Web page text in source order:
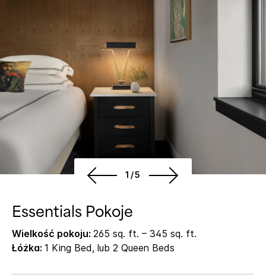
1/5
Essentials Pokoje
Wielkość pokoju: 265 sq. ft. – 345 sq. ft.
Łóżka: 1 King Bed, lub 2 Queen Beds